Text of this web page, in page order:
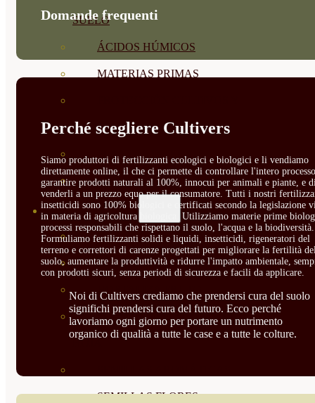
SUELO
ÁCIDOS HÚMICOS
MATERIAS PRIMAS
PLANTAS
PLANTAS INTERIOR
GROWPUNCH
SEMILLAS
VER TODAS
BIODINÁMICAS DEMETER
HORTALIZA FRUTO
SEMILLAS HORTALIZA DE
HOJA
SEMILLAS FLORES
Domande frequenti
Perché scegliere Cultivers
Siamo produttori di fertilizzanti ecologici e biologici e li vendiamo
direttamente online, il che ci permette di controllare l'intero
garantire prodotti naturali al 100%, innocui per animali e piante, e
venderli a un prezzo equo per il consumatore. Tutti i nostri
insetticidi sono 100% biologici e certificati secondo la legislazione
in materia di agricoltura biologica. Utilizziamo materie prime
processi responsabili che rispettano il suolo, l'acqua e la biodiversità.
Formuliamo fertilizzanti solidi e liquidi, insetticidi, rigeneratori del
terreno e correttori di carenze progettati per migliorare la fertilità
suolo, aumentare la produttività e ridurre l'impatto ambientale,
con prodotti sicuri, senza periodi di sicurezza e facili da applicare.
Noi di Cultivers crediamo che prendersi cura del suolo
significhi prendersi cura del futuro. Ecco perché
lavoriamo ogni giorno per portare un nutrimento
organico di qualità a tutte le case e a tutte le colture.